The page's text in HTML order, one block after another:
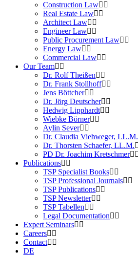
Construction Law
Real Estate Law
Architect Law
Engineer Law
Public Procurement Law
Energy Law
Commercial Law
Our Team
Dr. Rolf Theißen
Dr. Frank Stollhoff
Jens Böttcher
Dr. Jörg Deutscher
Hedwig Lipphardt
Wiebke Börner
Aylin Sever
Dr. Claudia Viehweger, LL.M.
Dr. Thorsten Schaefer, LL.M.
PD Dr. Joachim Kretschmer
Publications
TSP Specialist Books
TSP Professional Journals
TSP Publications
TSP Newsletter
TSP Tabellen
Legal Documentation
Expert Seminars
Careers
Contact
DE